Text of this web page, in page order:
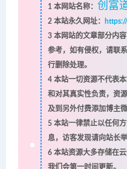
1 本网站名称： 创富
2本站永久网址：
3本网站的文章部分内
参考，如有侵权，请联
行删除处理。
4本站一切资源不代表
和对其真实性负责，资
及到另外付费添加博主
5本站一律禁止以任何
息，访客发现请向站长
6本站资源大多存储在云
我们会第一时间更新。